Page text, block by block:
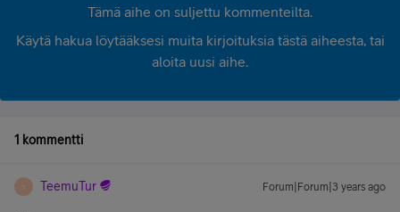
Tämä aihe on suljettu kommenteilta.
Käytä hakua löytääksesi muita kirjoituksia tästä aiheesta, tai
aloita uusi aihe.
1 kommentti
T TeemuTur Forum|Forum|3 years ago